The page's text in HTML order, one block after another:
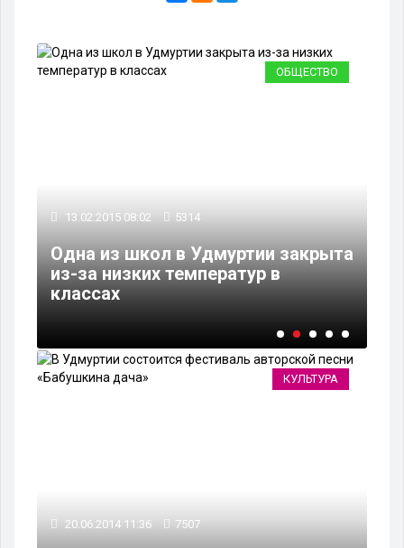
ОБЩЕСТВО
13.02.2015 08:02 5314
Одна из школ в Удмуртии закрыта
из-за низких температур в
классах
КУЛЬТУРА
20.06.2014 11:36 7507